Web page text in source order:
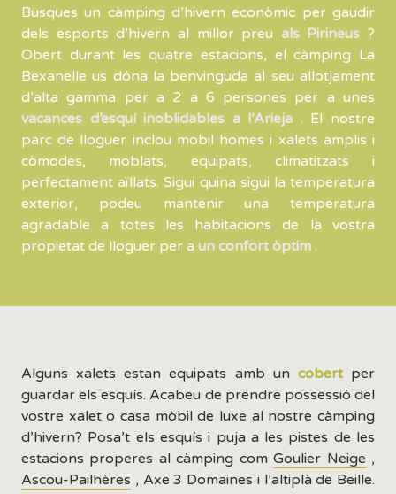
Busques un càmping d’hivern econòmic per gaudir
dels esports d’hivern al millor preu als Pirineus ?
Obert durant les quatre estacions, el càmping La
Bexanelle us dóna la benvinguda al seu allotjament
d’alta gamma per a 2 a 6 persones per a unes
vacances d’esquí inoblidables a l’Arieja . El nostre
parc de lloguer inclou mobil homes i xalets amplis i
còmodes, moblats, equipats, climatitzats i
perfectament aïllats. Sigui quina sigui la temperatura
exterior, podeu mantenir una temperatura
agradable a totes les habitacions de la vostra
propietat de lloguer per a un confort òptim .
Alguns xalets estan equipats amb un cobertper
guardar els esquís. Acabeu de prendre possessió del
vostre xalet o casa mòbil de luxe al nostre càmping
d’hivern? Posa’t els esquís i puja a les pistes de les
estacions properes al càmping comGoulier Neige ,
Ascou-Pailhères , Axe 3 Domaines i l’altiplà de Beille.